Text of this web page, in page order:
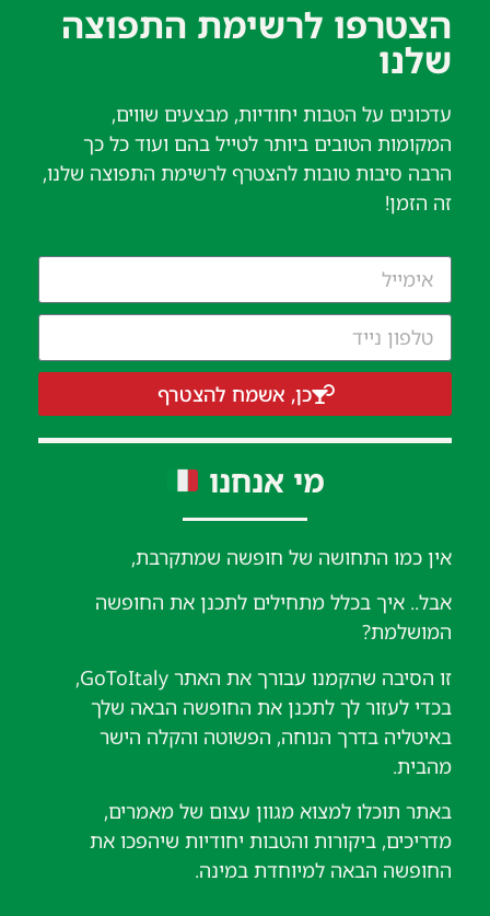
הצטרפו לרשימת התפוצה
שלנו​
עדכונים על הטבות יחודיות, מבצעים שווים,
המקומות הטובים ביותר לטייל בהם ועוד כל כך
הרבה סיבות טובות להצטרף לרשימת התפוצה שלנו,
זה הזמן!
כן, אשמח להצטרף
מי אנחנו
אין כמו התחושה של חופשה שמתקרבת,
אבל.. איך בכלל מתחילים לתכנן את החופשה
המושלמת?
זו הסיבה שהקמנו עבורך את האתר GoToItaly,
בכדי לעזור לך לתכנן את החופשה הבאה שלך
באיטליה בדרך הנוחה, הפשוטה והקלה הישר
מהבית.
באתר תוכלו למצוא מגוון עצום של מאמרים,
מדריכים, ביקורות והטבות יחודיות שיהפכו את
החופשה הבאה למיוחדת במינה.